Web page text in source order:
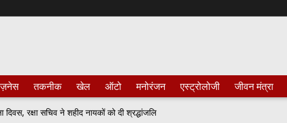
तकनीक खेल ऑटो मनोरंजन एस्ट्रोलोजी जीवन मंत्रा
रक्षा सचिव ने शहीद नायकों को दी श्रद्धांजलि